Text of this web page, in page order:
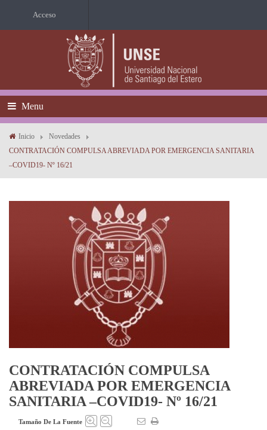
Acceso
Menu
Inicio
Novedades
CONTRATACIÓN COMPULSA ABREVIADA POR EMERGENCIA SANITARIA
–COVID19- Nº 16/21
CONTRATACIÓN COMPULSA
ABREVIADA POR EMERGENCIA
SANITARIA –COVID19- Nº 16/21
Tamaño De La Fuente